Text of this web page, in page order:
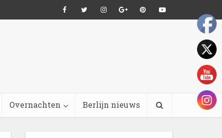
Overnachten Berlijn nieuws